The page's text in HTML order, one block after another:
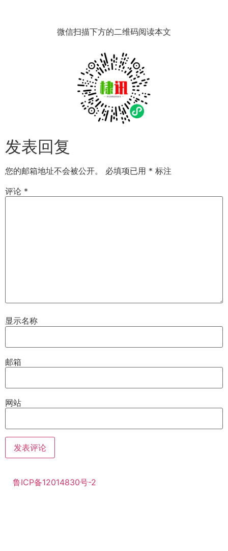
微信扫描下方的二维码阅读本文
发表回复
您的邮箱地址不会被公开。 必填项已用 * 标注
评论 *
显示名称
邮箱
网站
鲁ICP备12014830号-2